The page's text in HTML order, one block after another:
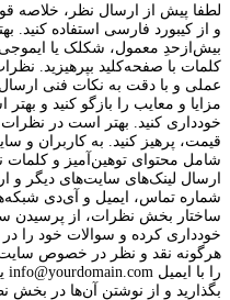
لطفا پیش از ارسال نظر، خلاصه
بیش‌از‌حدِ معمول، شکلک یا ایموجی
کلمات با صفحه‌کلید بپرهیزید.
عملی و با دقت به نکات فنی
مزایا و معایب را بازگو کنید و
خودداری کنید. بهتر است در
قیمت، پرهیز کنید. به کاربران و
شامل محتوای توهین‌آمیز و
ارسال لینک‌های سایت‌های دیگر و
شماره تماس، ایمیل و آی‌دی
ساختار بخش نظرات، از پرسیدن
خودداری کرده و سوالات خود را
هرگونه نقد و نظر در خصوص
بگذارید و از نوشتن آن‌ها در بخش